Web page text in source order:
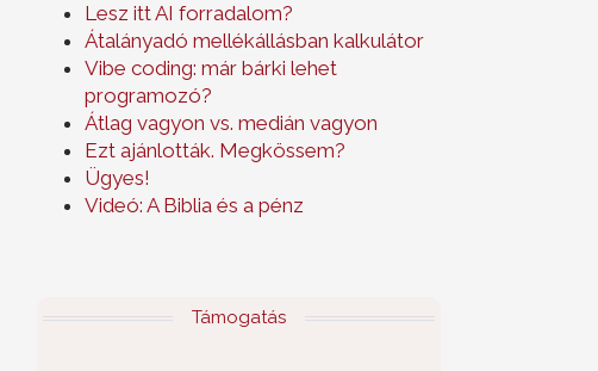
Lesz itt AI forradalom?
Átalányadó mellékállásban kalkulátor
Vibe coding: már bárki lehet
programozó?
Átlag vagyon vs. medián vagyon
Ezt ajánlották. Megkössem?
Ügyes!
Videó: A Biblia és a pénz
Támogatás